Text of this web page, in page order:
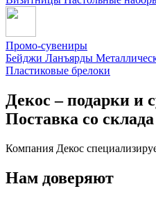
Промо-сувениры
Бейджи Ланъярды
Пластиковые брелоки
Декос – подарки и
Поставка со
Компания Декос
Нам доверяют